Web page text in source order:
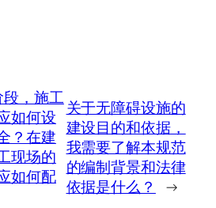
，施工
如何设
？在建
现场的
如何配
关于无障碍设施的
建设目的和依据，
我需要了解本规范
的编制背景和法律
依据是什么？
→